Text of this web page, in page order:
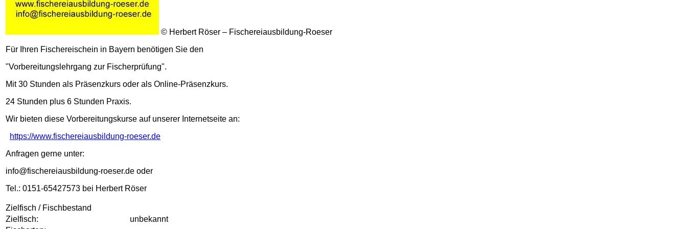
© Herbert Röser – Fischereiausbildung-Roeser
Für Ihren Fischereischein in Bayern benötigen Sie den
"Vorbereitungslehrgang zur Fischerprüfung".
Mit 30 Stunden als Präsenzkurs oder als Online-Präsenzkurs.
24 Stunden plus 6 Stunden Praxis.
Wir bieten diese Vorbereitungskurse auf unserer Internetseite an:
https://www.fischereiausbildung-roeser.de
Anfragen gerne unter:
info@fischereiausbildung-roeser.de oder
Tel.: 0151-65427573 bei Herbert Röser
Zielfisch / Fischbestand
Zielfisch:
unbekannt